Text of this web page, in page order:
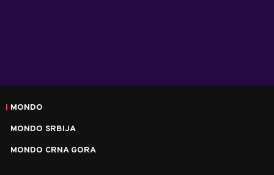
MONDO
MONDO SRBIJA
MONDO CRNA GORA